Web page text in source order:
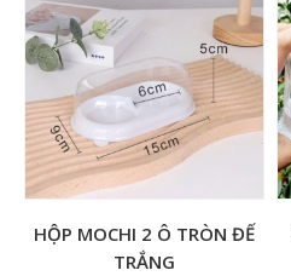
HỘP MOCHI 2 Ô TRÒN ĐẾ
TRẮNG